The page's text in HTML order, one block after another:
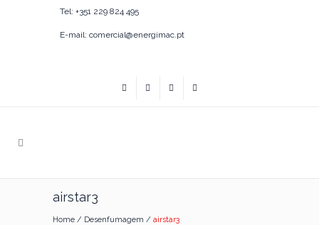
Tel: +351 229 824 495
E-mail: comercial@energimac.pt
airstar3
Home / Desenfumagem / airstar3